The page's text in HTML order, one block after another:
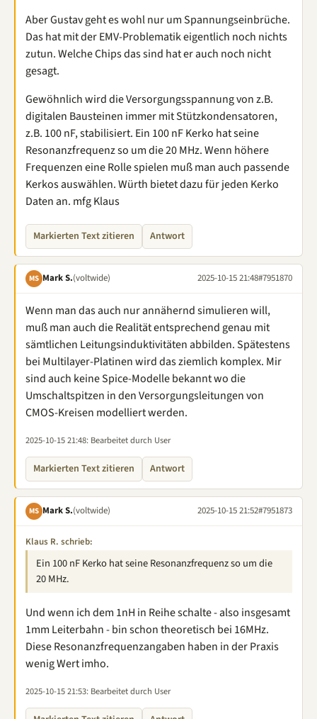
Aber Gustav geht es wohl nur um Spannungseinbrüche.
Das hat mit der EMV-Problematik eigentlich noch nichts
zutun. Welche Chips das sind hat er auch noch nicht
gesagt.
Gewöhnlich wird die Versorgungsspannung von z.B.
digitalen Bausteinen immer mit Stützkondensatoren,
z.B. 100 nF, stabilisiert. Ein 100 nF Kerko hat seine
Resonanzfrequenz so um die 20 MHz. Wenn höhere
Frequenzen eine Rolle spielen muß man auch passende
Kerkos auswählen. Würth bietet dazu für jeden Kerko
Daten an. mfg Klaus
Markierten Text zitieren Antwort
MS Mark S.(voltwide) 2025-10-15 21:48#7951870
Wenn man das auch nur annähernd simulieren will,
muß man auch die Realität entsprechend genau mit
sämtlichen Leitungsinduktivitäten abbilden. Spätestens
bei Multilayer-Platinen wird das ziemlich komplex. Mir
sind auch keine Spice-Modelle bekannt wo die
Umschaltspitzen in den Versorgungsleitungen von
CMOS-Kreisen modelliert werden.
2025-10-15 21:48: Bearbeitet durch User
Markierten Text zitieren Antwort
MS Mark S.(voltwide) 2025-10-15 21:52#7951873
Klaus R. schrieb:
Ein 100 nF Kerko hat seine Resonanzfrequenz so um die
20 MHz.
Und wenn ich dem 1nH in Reihe schalte - also insgesamt
1mm Leiterbahn - bin schon theoretisch bei 16MHz.
Diese Resonanzfrequenzangaben haben in der Praxis
wenig Wert imho.
2025-10-15 21:53: Bearbeitet durch User